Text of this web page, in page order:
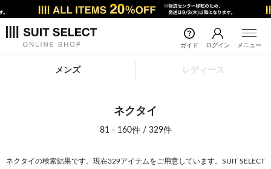
ガイド ログイン メニュー
メンズ レディース
ネクタイ
81 - 160件 / 329件
ネクタイの検索結果です。現在329アイテムをご用意しています。SUIT SELECT